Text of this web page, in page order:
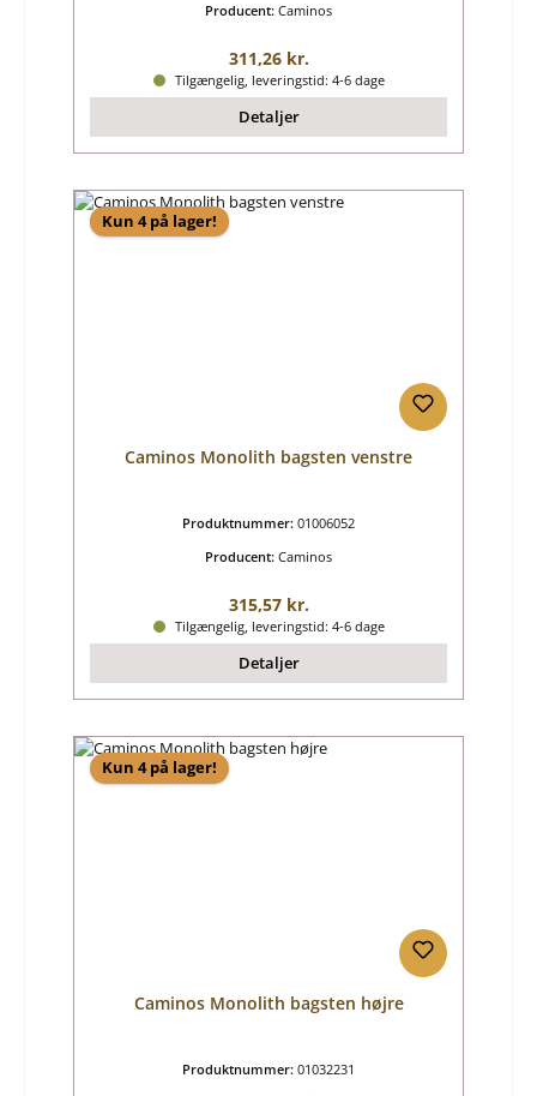
Producent: Caminos
Almindelig pris:
311,26 kr.
Tilgængelig, leveringstid: 4-6 dage
Detaljer
Kun 4 på lager!
Caminos Monolith bagsten venstre
Produktnummer: 01006052
Producent: Caminos
Almindelig pris:
315,57 kr.
Tilgængelig, leveringstid: 4-6 dage
Detaljer
Kun 4 på lager!
Caminos Monolith bagsten højre
Produktnummer: 01032231